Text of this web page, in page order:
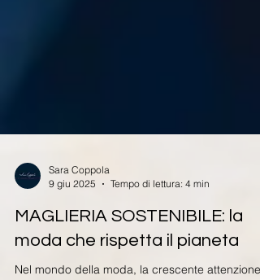
9 giu 2025
Tempo di lettura: 4 min
MAGLIERIA SOSTENIBILE: la
moda che rispetta il pianeta